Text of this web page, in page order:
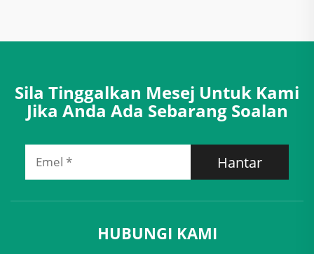
Sila Tinggalkan Mesej Untuk Kami
Jika Anda Ada Sebarang Soalan
Hantar
HUBUNGI KAMI